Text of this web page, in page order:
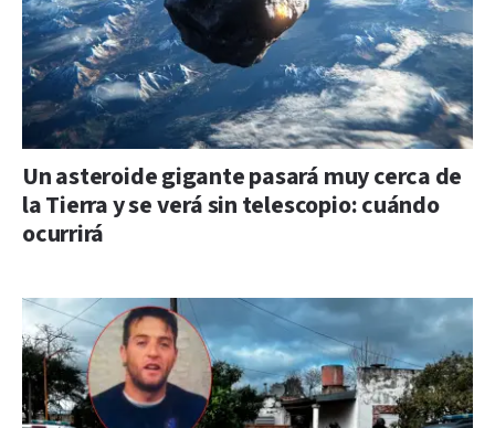
Un asteroide gigante pasará muy cerca de
la Tierra y se verá sin telescopio: cuándo
ocurrirá